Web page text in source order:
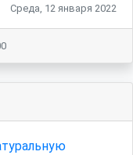
Среда, 12 января 2022